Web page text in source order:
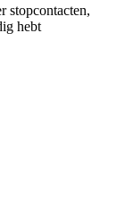
stopcontacten,
hebt